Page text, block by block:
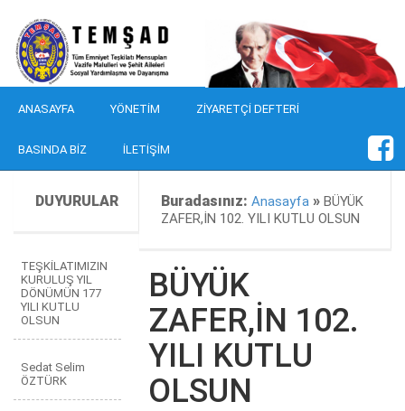
ANASAYFA YÖNETIM ZIYARETÇI DEFTERI
BASINDA BIZ İLETIŞIM
DUYURULAR Buradasınız:Anasayfa »BÜYÜK
ZAFER,İN 102. YILI KUTLU OLSUN
TEŞKİLATIMIZIN
KURULUŞ YIL
DÖNÜMÜN 177
YILI KUTLU
OLSUN
Sedat Selim
ÖZTÜRK
BÜYÜK
ZAFER,İN 102.
YILI KUTLU
OLSUN